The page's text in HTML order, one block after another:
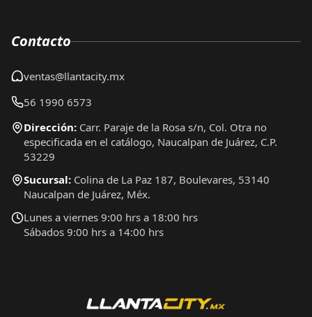
Contacto
ventas@llantacity.mx
56 1990 6573
Dirección: Carr. Paraje de la Rosa s/n, Col. Otra no
especificada en el catálogo, Naucalpan de Juárez, C.P.
53229
Sucursal: Colina de La Paz 187, Boulevares, 53140
Naucalpan de Juárez, Méx.
Lunes a viernes 9:00 hrs a 18:00 hrs
Sábados 9:00 hrs a 14:00 hrs